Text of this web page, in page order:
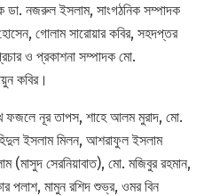
ডা. নজরুল ইসলাম, সাংগঠনিক সম্পাদক
গোলাম সারোয়ার কবির, সহদপ্তর
ও প্রকাশনা সম্পাদক মো.
কবির।
ফজলে নূর তাপস, শাহে আলম মুরাদ, মো.
ইসলাম মিলন, আশরাফুল ইসলাম
(মাসুদ সেরনিয়াবাত), মো. মজিবুর রহমান,
পলাশ, মামুন রশিদ শুভ্র, ওমর বিন